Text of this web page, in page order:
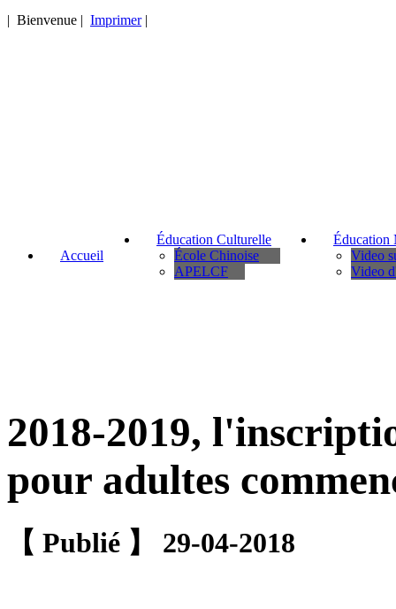
| Bienvenue | Imprimer|
Accueil
Éducation Culturelle
École Chinoise
APELCF
Éducation
Video
Video
2018-2019,
pour adultes
【 Publié 】 29-04-2018